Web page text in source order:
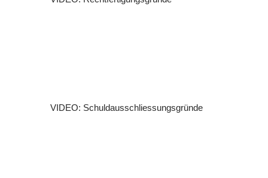
VIDEO: Schuldausschliessungsgründe